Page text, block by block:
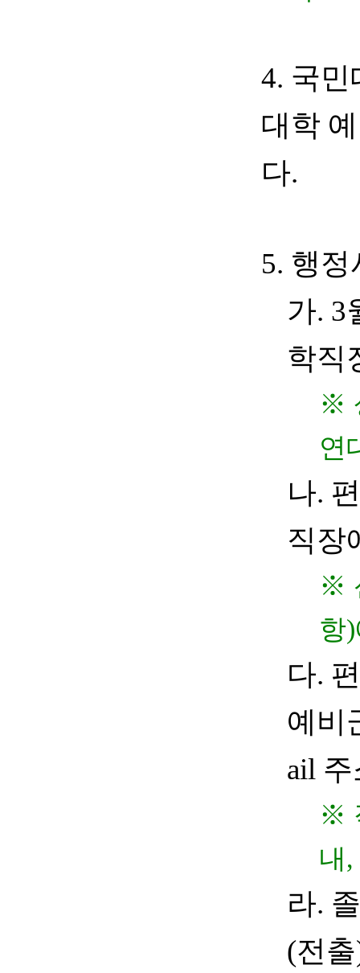
4. 국민
대학
다.
5. 행정
가. 3
학직
※
연
나.
직장
※
항)
다.
예비
ail
※
내,
라.
(전출